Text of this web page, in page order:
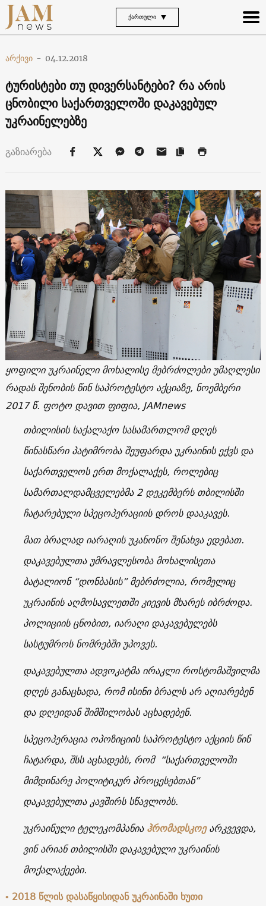
ᲥᲐᲠᲗᲣᲚᲘ
არქივი - 04.12.2018
ტურისტები თუ დივერსანტები? რა არის
ცნობილი საქართველოში დაკავებულ
უკრაინელებზე
გაზიარება
ყოფილი უკრაინელი მოხალისე მებრძოლები უმაღლესი
რადას შენობის წინ საპროტესტო აქციაზე, ნოემბერი
2017 წ. ფოტო დავით ფიფია, JAMnews
თბილისის საქალაქო სასამართლომ დღეს
წინასწარი პატიმრობა შეუფარდა უკრაინის ექვს და
საქართველოს ერთ მოქალაქეს, როლებიც
სამართალდამცველებმა 2 დეკემბერს თბილისში
ჩატარებული სპეცოპერაციის დროს დააკავეს.
მათ ბრალად იარაღის უკანონო შენახვა ედებათ.
დაკავებულთა უმრავლესობა მოხალისეთა
ბატალიონ “დონბასის” მებრძოლია, რომელიც
უკრაინის აღმოსავლეთში კიევის მხარეს იბრძოდა.
პოლიციის ცნობით, იარაღი დაკავებულებს
სასტუმროს ნომრებში უპოვეს.
დაკავებულთა ადვოკატმა ირაკლი როსტომაშვილმა
დღეს განაცხადა, რომ ისინი ბრალს არ აღიარებენ
და დღეიდან შიმშილობას აცხადებენ.
სპეცოპერაცია ოპოზიციის საპროტესტო აქციის წინ
ჩატარდა, შსს აცხადებს, რომ “საქართველოში
მიმდინარე პოლიტიკურ პროცესებთან”
დაკავებულთა კავშირს სწავლობს.
უკრაინული ტელეკომპანიაჰრომადსკოეარკვევდა,
ვინ არიან თბილისში დაკავებული უკრაინის
მოქალაქეები.
• 2018 წლის დასაწყისიდან უკრაინაში ხუთი